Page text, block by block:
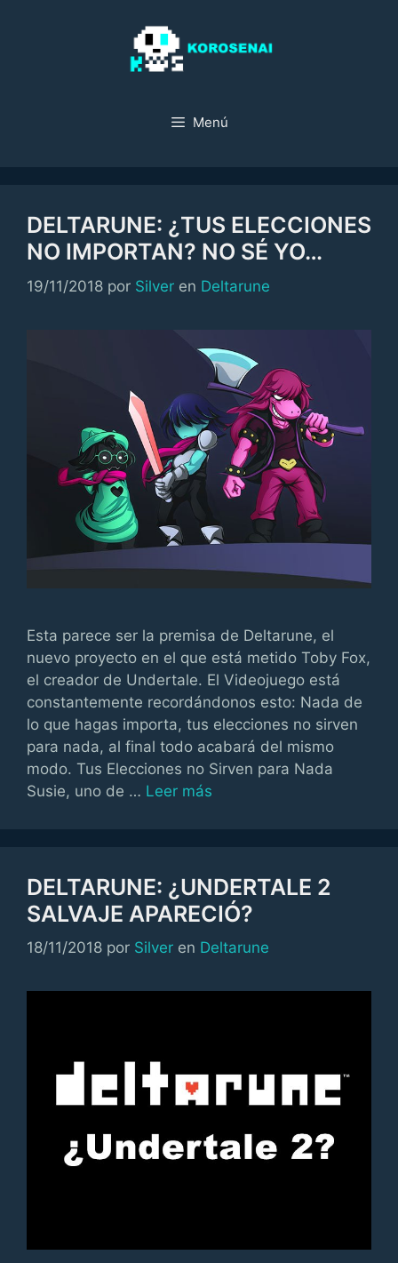
Menú
DELTARUNE: ¿TUS ELECCIONES
NO IMPORTAN? NO SÉ YO…
19/11/2018 por Silver en Categorías
Deltarune
Esta parece ser la premisa de Deltarune, el
nuevo proyecto en el que está metido Toby Fox,
el creador de Undertale. El Videojuego está
constantemente recordándonos esto: Nada de
lo que hagas importa, tus elecciones no sirven
para nada, al final todo acabará del mismo
modo. Tus Elecciones no Sirven para Nada
Susie, uno de … Leer más
DELTARUNE: ¿UNDERTALE 2
SALVAJE APARECIÓ?
18/11/2018 por Silver en Categorías
Deltarune